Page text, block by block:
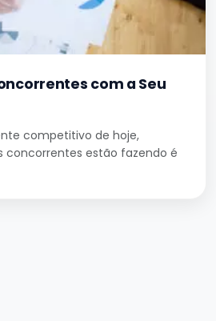
com a Seu
competitivo de hoje,
concorrentes estão fazendo é